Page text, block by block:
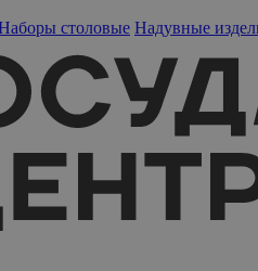
столовые Надувные